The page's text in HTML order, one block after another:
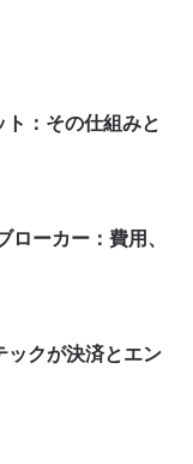
：その仕組みと
ーカー：費用、
ックが決済とエン